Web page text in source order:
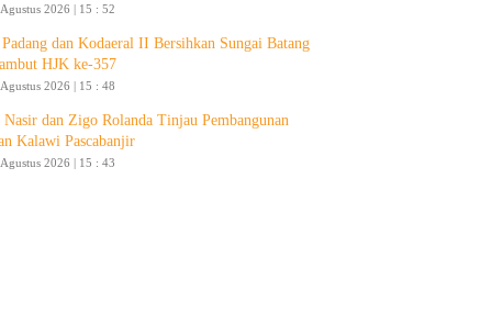
2026 | 15 : 52
dan Kodaeral II Bersihkan Sungai Batang
HJK ke-357
2026 | 15 : 48
Nasir dan Zigo Rolanda Tinjau Pembangunan
Kalawi Pascabanjir
2026 | 15 : 43